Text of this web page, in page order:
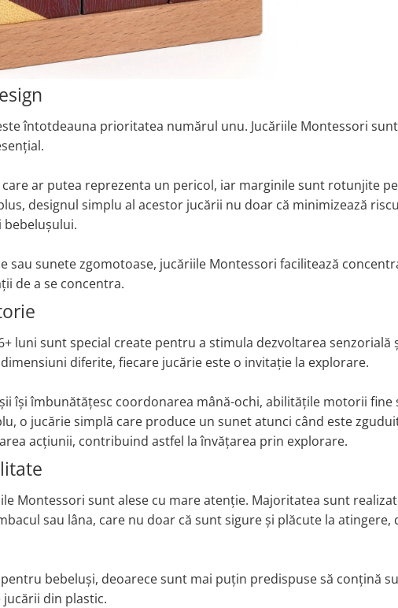
întotdeauna prioritatea numărul unu. Jucăriile Montessori sunt
ar putea reprezenta un pericol, iar marginile sunt rotunjite
designul simplu al acestor jucării nu doar că minimizează
bebelușului.
sau sunete zgomotoase, jucăriile Montessori facilitează
de a se concentra.
luni sunt special create pentru a stimula dezvoltarea senzorială
diferite, fiecare jucărie este o invitație la explorare.
își îmbunătățesc coordonarea mână-ochi, abilitățile motorii fine
o jucărie simplă care produce un sunet atunci când este
acțiunii, contribuind astfel la învățarea prin explorare.
Montessori sunt alese cu mare atenție. Majoritatea sunt
sau lâna, care nu doar că sunt sigure și plăcute la atingere,
bebeluși, deoarece sunt mai puțin predispuse să conțină
din plastic.